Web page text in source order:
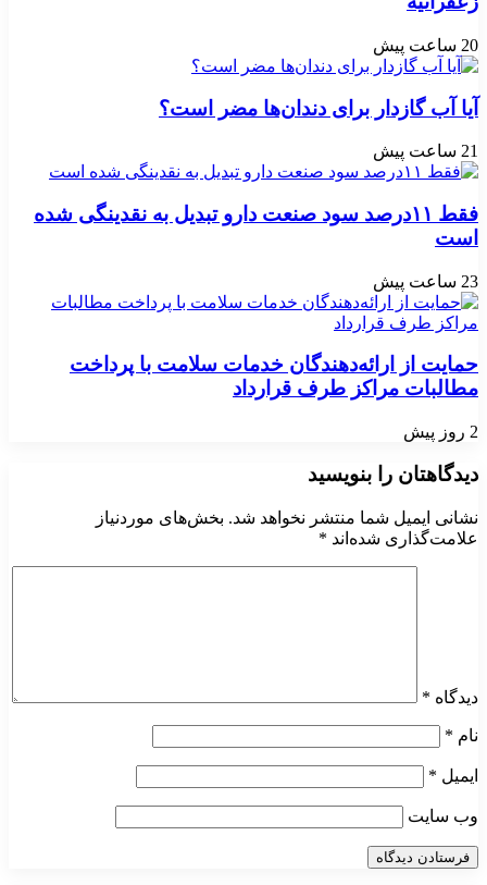
20 ساعت پیش
آیا آب گازدار برای دندان‌ها مضر است؟
21 ساعت پیش
فقط ۱۱‌درصد سود صنعت دارو تبدیل به نقدینگی شده
است
23 ساعت پیش
حمایت از ارائه‌دهندگان خدمات سلامت با پرداخت
مطالبات مراکز طرف قرارداد
2 روز پیش
دیدگاهتان را بنویسید
نشانی ایمیل شما منتشر نخواهد شد. بخش‌های موردنیاز
علامت‌گذاری شده‌اند *
دیدگاه *
نام *
ایمیل *
وب‌ سایت